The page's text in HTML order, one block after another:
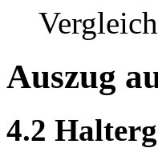
Auszug
4.2